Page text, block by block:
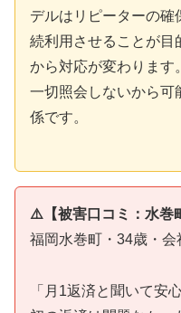
デルはリピーターの確
続利用させることが目
から対応が変わります
一切照会しないから可
係です。
⚠️【被害口コミ：水巻
福岡水巻町・34歳・会
「月1返済と聞いて安